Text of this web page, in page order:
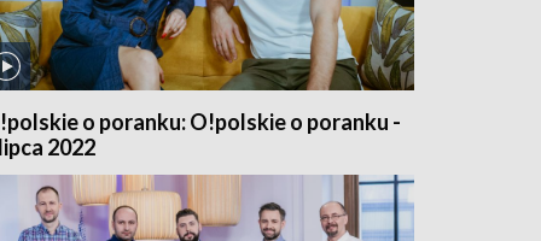
o poranku: O!polskie o poranku -
2022